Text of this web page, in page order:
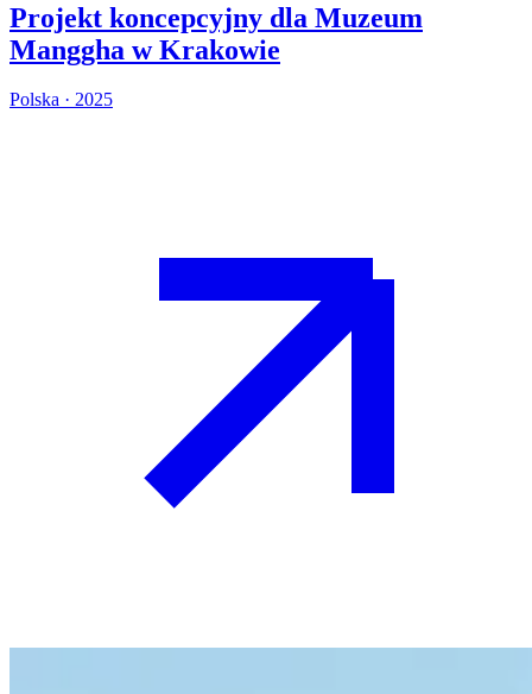
Projekt koncepcyjny dla Muzeum
Manggha w Krakowie
Polska · 2025